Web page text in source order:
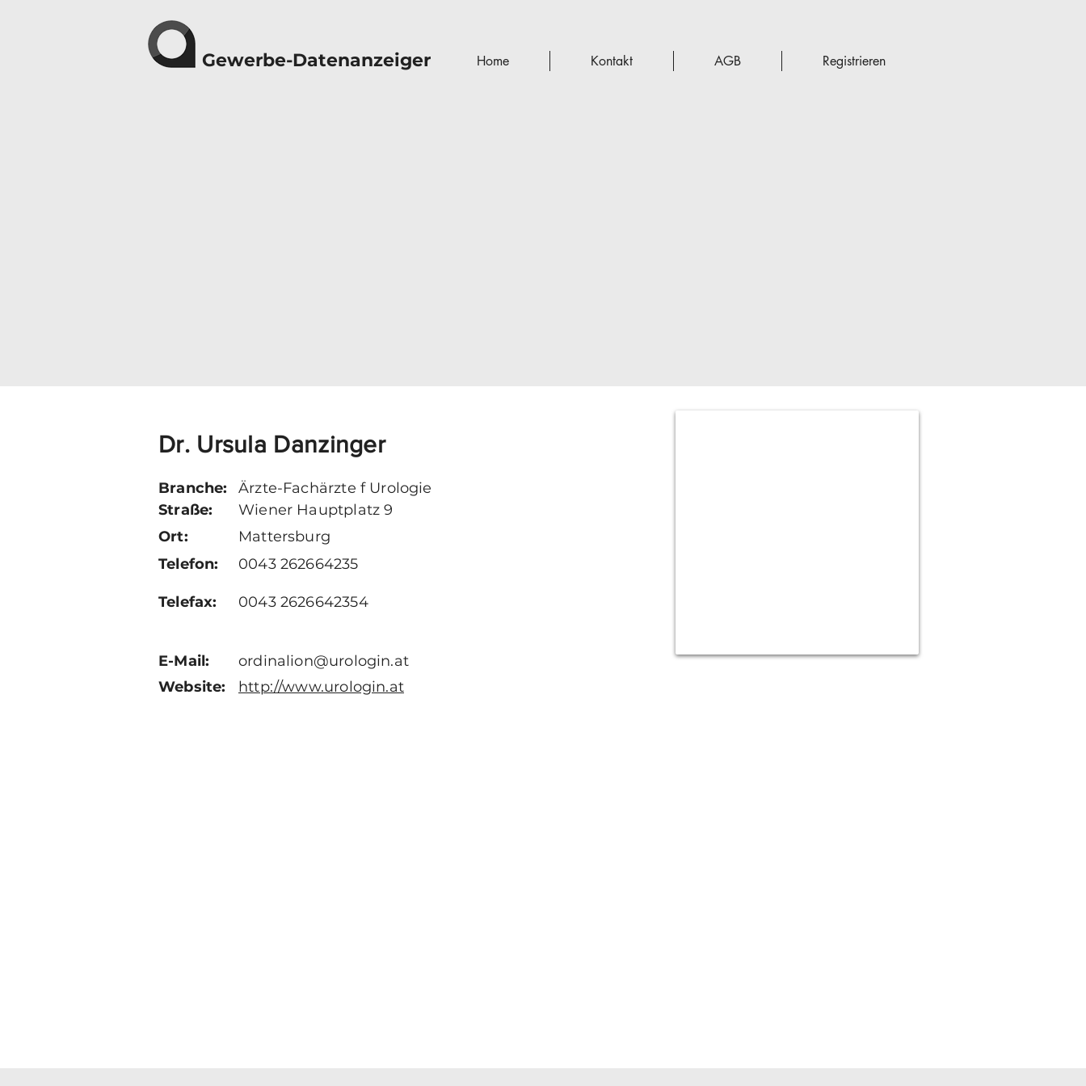
Gewerbe-Datenanzeiger Home Kontakt AGB Registrieren
Dr. Ursula Danzinger
Branche:
Straße:
Ärzte-Fachärzte f Urologie
Wiener Hauptplatz 9
Ort:
Mattersburg
Telefon:
0043 262664235
Telefax: 0043 2626642354
E-Mail:
ordinalion@urologin.at
Website:
http://www.urologin.at